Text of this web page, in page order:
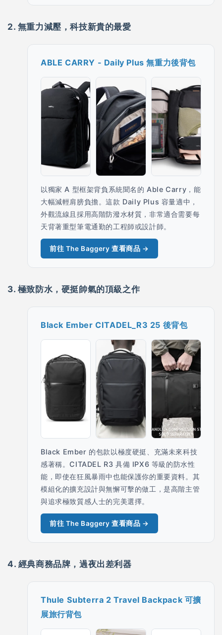
2. 無重力減壓，科技新貴的最愛
ABLE CARRY - Daily Plus 無重力後背包
以獨家 A 型框架背負系統聞名的 Able Carry，能
大幅減輕肩膀負擔。這款 Daily Plus 容量適中，
外觀流線且採用高階防潑水材質，非常適合需要每
天背著重型筆電通勤的工程師或設計師。
前往 The Baggery 查看商品 →
3. 極致防水，硬挺帥氣的頂級之作
Black Ember CITADEL_R3 25 後背包
Black Ember 的包款以極度硬挺、充滿未來科技
感著稱。CITADEL R3 具備 IPX6 等級的防水性
能，即使在狂風暴雨中也能保護你的重要資料。其
模組化的擴充設計與無懈可擊的做工，是高階主管
與追求極致質感人士的完美選擇。
前往 The Baggery 查看商品 →
4. 經典商務品牌，過夜出差利器
Thule Subterra 2 Travel Backpack 可擴
展旅行背包